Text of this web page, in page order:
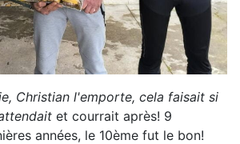
Christian l'emporte, cela faisait si
et courrait après! 9
années, le 10ème fut le bon!